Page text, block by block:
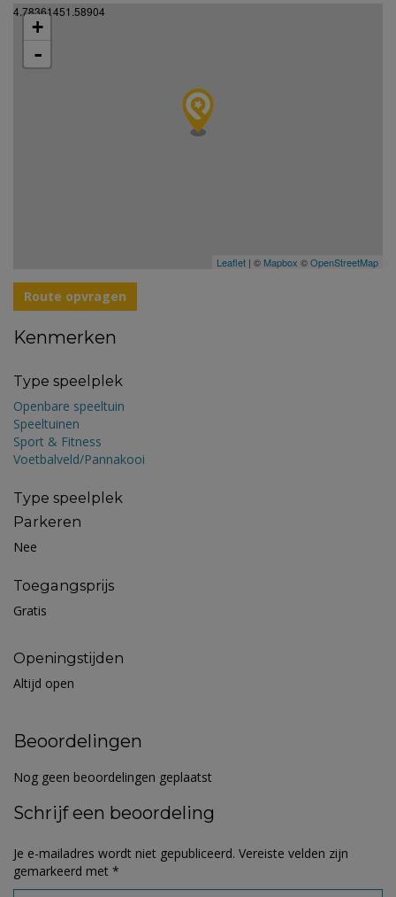
4.78361451.58904
+
-
Leaflet | © Mapbox ©OpenStreetMap
Route opvragen
Kenmerken
Type speelplek
Openbare speeltuin
Speeltuinen
Sport & Fitness
Voetbalveld/Pannakooi
Type speelplek
Parkeren
Nee
Toegangsprijs
Gratis
Openingstijden
Altijd open
Beoordelingen
Nog geen beoordelingen geplaatst
Schrijf een beoordeling
Je e-mailadres wordt niet gepubliceerd. Vereiste velden zijn
gemarkeerd met *